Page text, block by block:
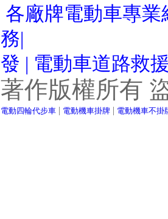
各廠牌電動車專
務|
發 | 電動車道路救
著作版權所有
電動四輪代步車 | 電動機車掛牌 | 電動機車不掛